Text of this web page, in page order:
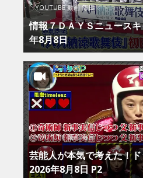
YOUTUBE 動画 毎日
情報７ＤＡＹＳニュース
年8月8日
YOUTUBE 動画 毎日
芸能人が本気で考えた！
2026年8月8日 P2